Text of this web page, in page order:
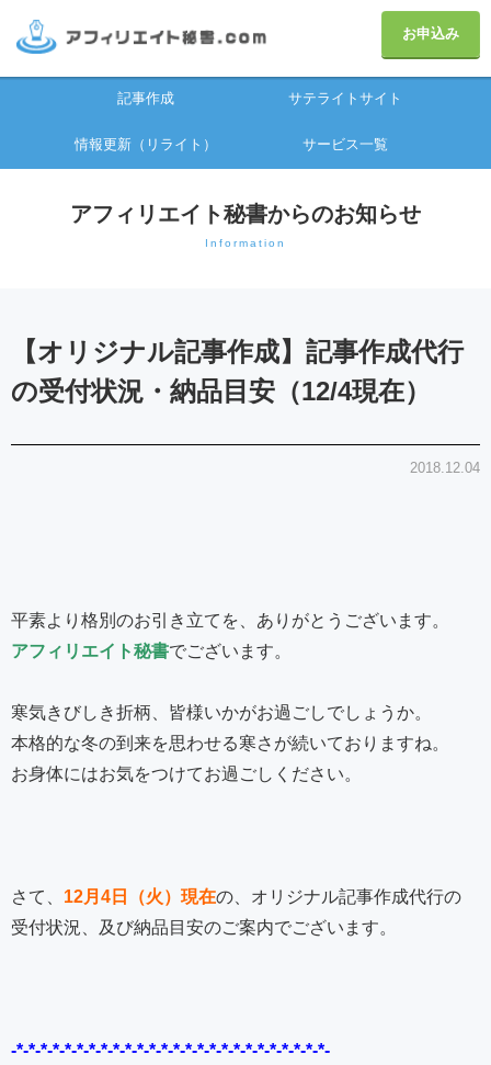
お申込み
記事作成 サテライトサイト
情報更新（リライト） サービス一覧
アフィリエイト秘書からのお知らせ
Information
【オリジナル記事作成】記事作成代行
の受付状況・納品目安（12/4現在）
2018.12.04
平素より格別のお引き立てを、ありがとうございます。
アフィリエイト秘書でございます。
寒気きびしき折柄、皆様いかがお過ごしでしょうか。
本格的な冬の到来を思わせる寒さが続いておりますね。
お身体にはお気をつけてお過ごしください。
さて、 12月4日（火）現在の、オリジナル記事作成代行の
受付状況、及び納品目安のご案内でございます。
-*-*-*-*-*-*-*-*-*-*-*-*-*-*-*-*-*-*-*-*-*-*-*-*-*-*-